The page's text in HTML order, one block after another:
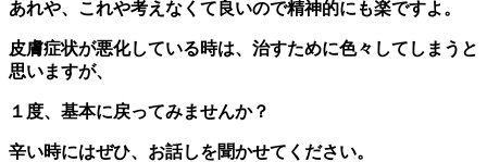
あれや、これや考えなくて良いので精神的にも楽ですよ。
皮膚症状が悪化している時は、治すために色々してしまうと
思いますが、
１度、基本に戻ってみませんか？
辛い時にはぜひ、お話しを聞かせてください。